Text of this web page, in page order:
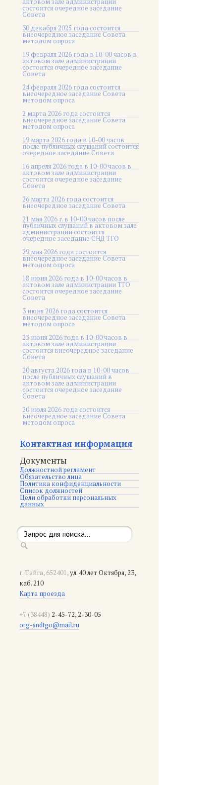
состоится очередное заседание
Совета
30 декабря 2025 года состоится
внеочередное заседание Совета
методом опроса
19 февраля 2026 года в 10-00 часов в
актовом зале администрации
состоится очередное заседание
Совета
24 февраля 2026 года состоится
внеочередное заседание Совета
методом опроса
2 марта 2026 года состоится
внеочередное заседание Совета
методом опроса
19 марта 2026 года в 10-00 часов
после публичных слушаний состоится
очередное заседание Совета
16 апреля 2026 года в 10-00 часов в
актовом зале администрации
состоится очередное заседание
Совета
26 марта 2026 года состоится
внеочередное заседание Совета
21 мая 2026 г. в 10-00 часов после
публичных слушаний в актовом зале
администрации состоится
очередное заседание СНД ТГО
29 мая 2026 года состоится
внеочередное заседание Совета
методом опроса
18 июня 2026 года в 10-00 часов в
актовом зале администрации ТГО
состоится очередное заседание
Совета
3 июня 2026 года состоится
внеочередное заседание Совета
методом опроса
23 июня 2026 года в 10-00 часов в
актовом зале администрации
состоится внеочередное заседание
Совета
20 августа 2026 года в 10-00 часов
после публичных слушаний в
актовом зале администрации
состоится очередное заседание
Совета
20 июля 2026 года состоится
внеочередное заседание Совета
методом опроса
Контактная информация
Документы
Должностной регламент
Обязательство лица
Политика конфиденциальности
Список должностей
Цели обработки персональных
данных
г. Тайга, 652401,ул. 40 лет Октября, 23,
каб. 210
Карта проезда
+7 (38448) 2-45-72, 2-30-05
org-sndtgo@mail.ru